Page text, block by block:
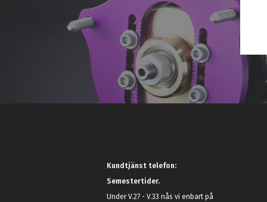
Kundtjänst telefon:
Semestertider.
Under V.27 - V.33 nås vi enbart på